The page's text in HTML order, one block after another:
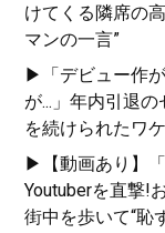
けてくる隣席の
マンの一言”
▶「デビュー作
が...」年内引退
を続けられたワケ
▶【動画あり】
Youtuberを直撃!
街中を歩いて“恥